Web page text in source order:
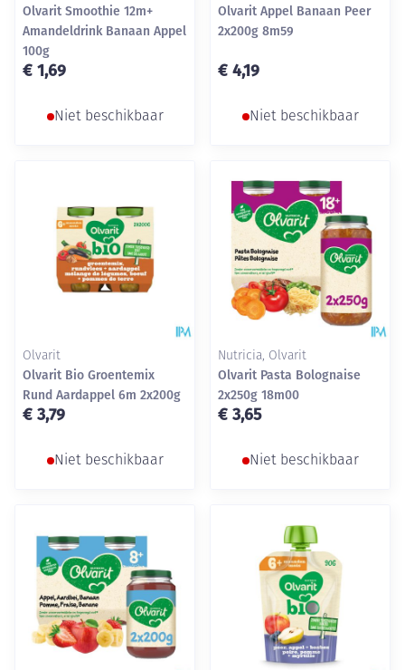
Olvarit Smoothie 12m+
Amandeldrink Banaan Appel
100g
€ 1,69
Niet beschikbaar
Olvarit Appel Banaan Peer
2x200g 8m59
€ 4,19
Niet beschikbaar
Olvarit
Olvarit Bio Groentemix
Rund Aardappel 6m 2x200g
€ 3,79
Niet beschikbaar
Nutricia, Olvarit
Olvarit Pasta Bolognaise
2x250g 18m00
€ 3,65
Niet beschikbaar